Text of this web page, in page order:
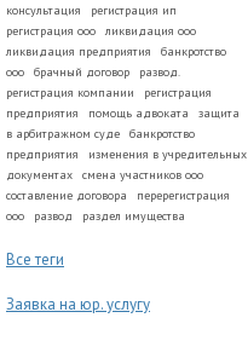
консультация
регистрация ип
регистрация ооо
ликвидация ооо
ликвидация предприятия
банкротство
ооо
брачный договор
развод.
регистрация компании
регистрация
предприятия
помощь адвоката
защита
в арбитражном суде
банкротство
предприятия
изменения в учредительных
документах
смена участников ооо
составление договора
перерегистрация
ооо
развод раздел имущества
Все теги
Заявка на юр. услугу